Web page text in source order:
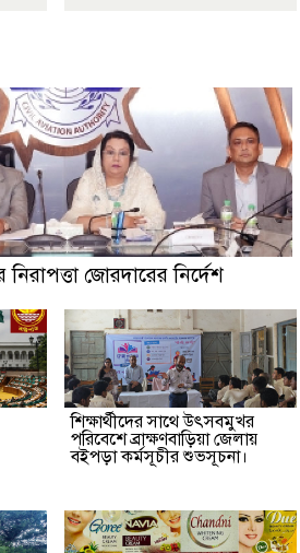
জোরদারের নির্দেশ
শিক্ষার্থীদের সাথে উৎসবমুখর
পরিবেশে ব্রাক্ষণবাড়িয়া জেলায়
বইপড়া কর্মসূচীর শুভসূচনা।